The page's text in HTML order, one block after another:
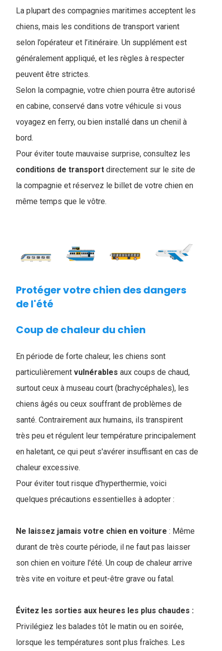
La plupart des compagnies maritimes acceptent les
chiens, mais les conditions de transport varient
selon l’opérateur et l’itinéraire. Un supplément est
généralement appliqué, et les règles à respecter
peuvent être strictes.
Selon la compagnie, votre chien pourra être autorisé
en cabine, conservé dans votre véhicule si vous
voyagez en ferry, ou bien installé dans un chenil à
bord.
Pour éviter toute mauvaise surprise, consultez les
conditions de transport directement sur le site de
la compagnie et réservez le billet de votre chien en
même temps que le vôtre.
Protéger votre chien des dangers
de l'été
Coup de chaleur du chien
En période de forte chaleur, les chiens sont
particulièrement vulnérables aux coups de chaud,
surtout ceux à museau court (brachycéphales), les
chiens âgés ou ceux souffrant de problèmes de
santé. Contrairement aux humains, ils transpirent
très peu et régulent leur température principalement
en haletant, ce qui peut s'avérer insuffisant en cas de
chaleur excessive.
Pour éviter tout risque d’hyperthermie, voici
quelques précautions essentielles à adopter :
Ne laissez jamais votre chien en voiture : Même
durant de très courte période, il ne faut pas laisser
son chien en voiture l'été. Un coup de chaleur arrive
très vite en voiture et peut-être grave ou fatal.
Évitez les sorties aux heures les plus chaudes :
Privilégiez les balades tôt le matin ou en soirée,
lorsque les températures sont plus fraîches. Les